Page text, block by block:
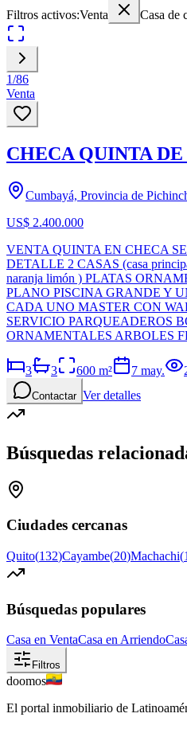
Filtros activos:Venta Casa de
1/86
Venta
CHECA QUINTA
Cumbayá, Provincia de
US$ 2.400.000
VENTA QUINTA EN CHECA
DETALLE 2 CASAS (casa
naranja limón ) PLATAS
PLANO PISCINA GRANDE Y
CADA UNO MASTER CON
SERVICIO PARQUEADEROS
ORNAMENTALES ARBOLES
3 3 600 m² 7 may.
Contactar Ver detalles
Búsquedas
Ciudades cercanas
Quito(132)Cayambe(20)Machachi(
Búsquedas populares
Casa en VentaCasa en Arriendo
Filtros
doomos
El portal inmobiliario de